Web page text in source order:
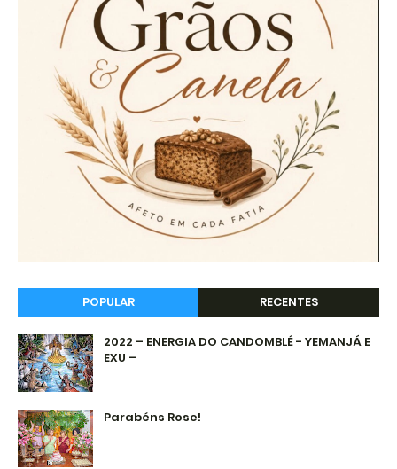
POPULAR RECENTES
2022 – ENERGIA DO CANDOMBLÉ - YEMANJÁ E
EXU –
Parabéns Rose!